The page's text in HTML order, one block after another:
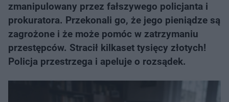
zmanipulowany przez fałszywego policjanta i
prokuratora. Przekonali go, że jego pieniądze są
zagrożone i że może pomóc w zatrzymaniu
przestępców. Stracił kilkaset tysięcy złotych!
Policja przestrzega i apeluje o rozsądek.